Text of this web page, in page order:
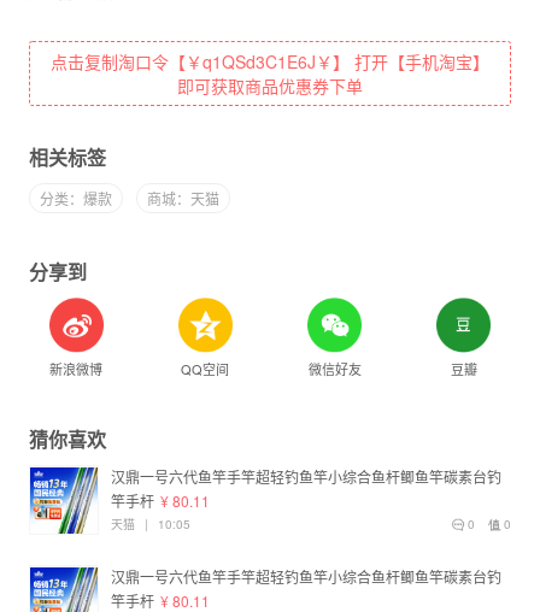
点击复制淘口令【￥q1QSd3C1E6J￥】 打开【手机淘宝】
即可获取商品优惠券下单
相关标签
分类：爆款 商城：天猫
分享到
新浪微博 QQ空间 微信好友 豆瓣
猜你喜欢
汉鼎一号六代鱼竿手竿超轻钓鱼竿小综合鱼杆鲫鱼竿碳素台钓
竿手杆 ¥ 80.11
0
0
天猫 | 10:05
汉鼎一号六代鱼竿手竿超轻钓鱼竿小综合鱼杆鲫鱼竿碳素台钓
竿手杆 ¥ 80.11